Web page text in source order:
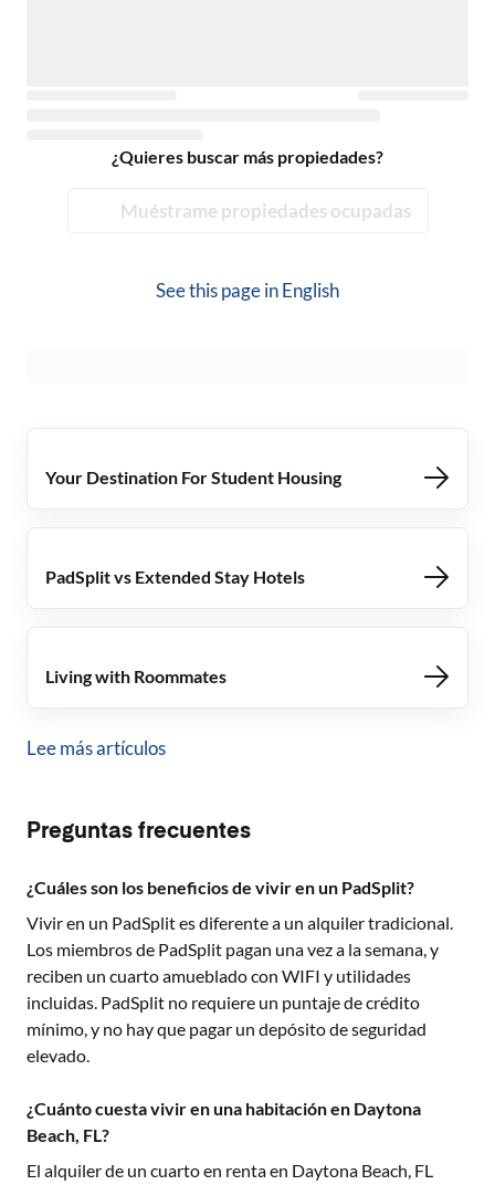
¿Quieres buscar más propiedades?
Muéstrame propiedades ocupadas
See this page inEnglish
Your Destination For Student Housing
PadSplit vs Extended Stay Hotels
Living with Roommates
Lee más artículos
Preguntas frecuentes
¿Cuáles son los beneficios de vivir en un PadSplit?
Vivir en un PadSplit es diferente a un alquiler tradicional.
Los miembros de PadSplit pagan una vez a la semana, y
reciben un cuarto amueblado con WIFI y utilidades
incluidas. PadSplit no requiere un puntaje de crédito
mínimo, y no hay que pagar un depósito de seguridad
elevado.
¿Cuánto cuesta vivir en una habitación en Daytona
Beach, FL?
El alquiler de un cuarto en renta en Daytona Beach, FL